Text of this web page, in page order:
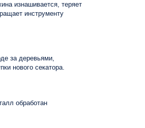
изнашивается, теряет
инструменту
за деревьями,
нового секатора.
обработан